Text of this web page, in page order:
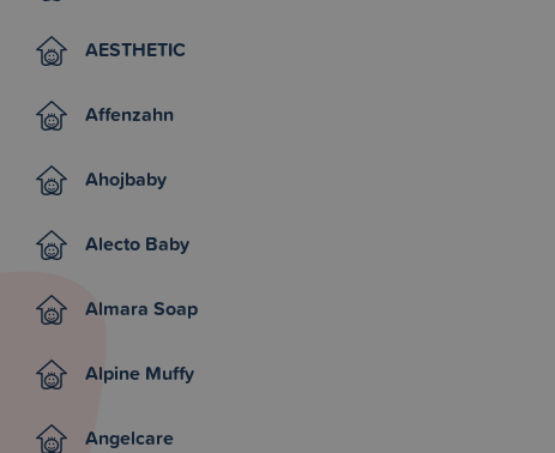
AESTHETIC
Affenzahn
Ahojbaby
Alecto Baby
Almara Soap
Alpine Muffy
Angelcare